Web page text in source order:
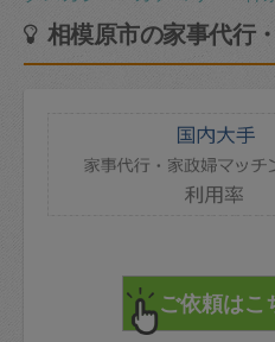
相模原市の家事代行